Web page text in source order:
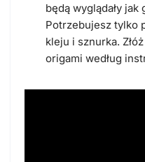
będą wyglądały
Potrzebujesz tylko
kleju i sznurka.
origami według